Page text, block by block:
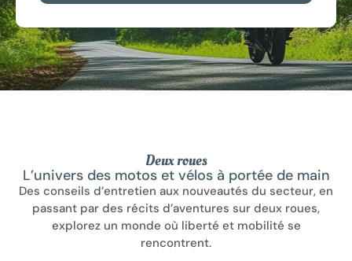
Deux roues
L’univers des motos et vélos à portée de main
Des conseils d’entretien aux nouveautés du secteur, en
passant par des récits d’aventures sur deux roues,
explorez un monde où liberté et mobilité se
rencontrent.